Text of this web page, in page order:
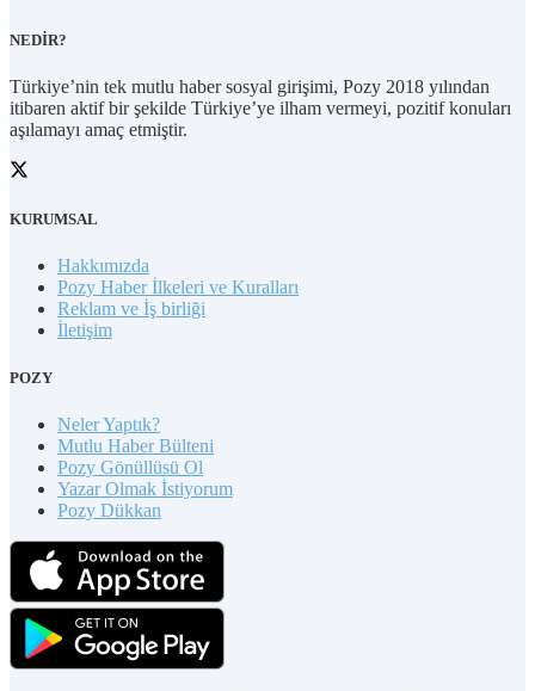
NEDİR?
Türkiye’nin tek mutlu haber sosyal girişimi, Pozy 2018 yılından
itibaren aktif bir şekilde Türkiye’ye ilham vermeyi, pozitif konuları
aşılamayı amaç etmiştir.
KURUMSAL
Hakkımızda
Pozy Haber İlkeleri ve Kuralları
Reklam ve İş birliği
İletişim
POZY
Neler Yaptık?
Mutlu Haber Bülteni
Pozy Gönüllüsü Ol
Yazar Olmak İstiyorum
Pozy Dükkan